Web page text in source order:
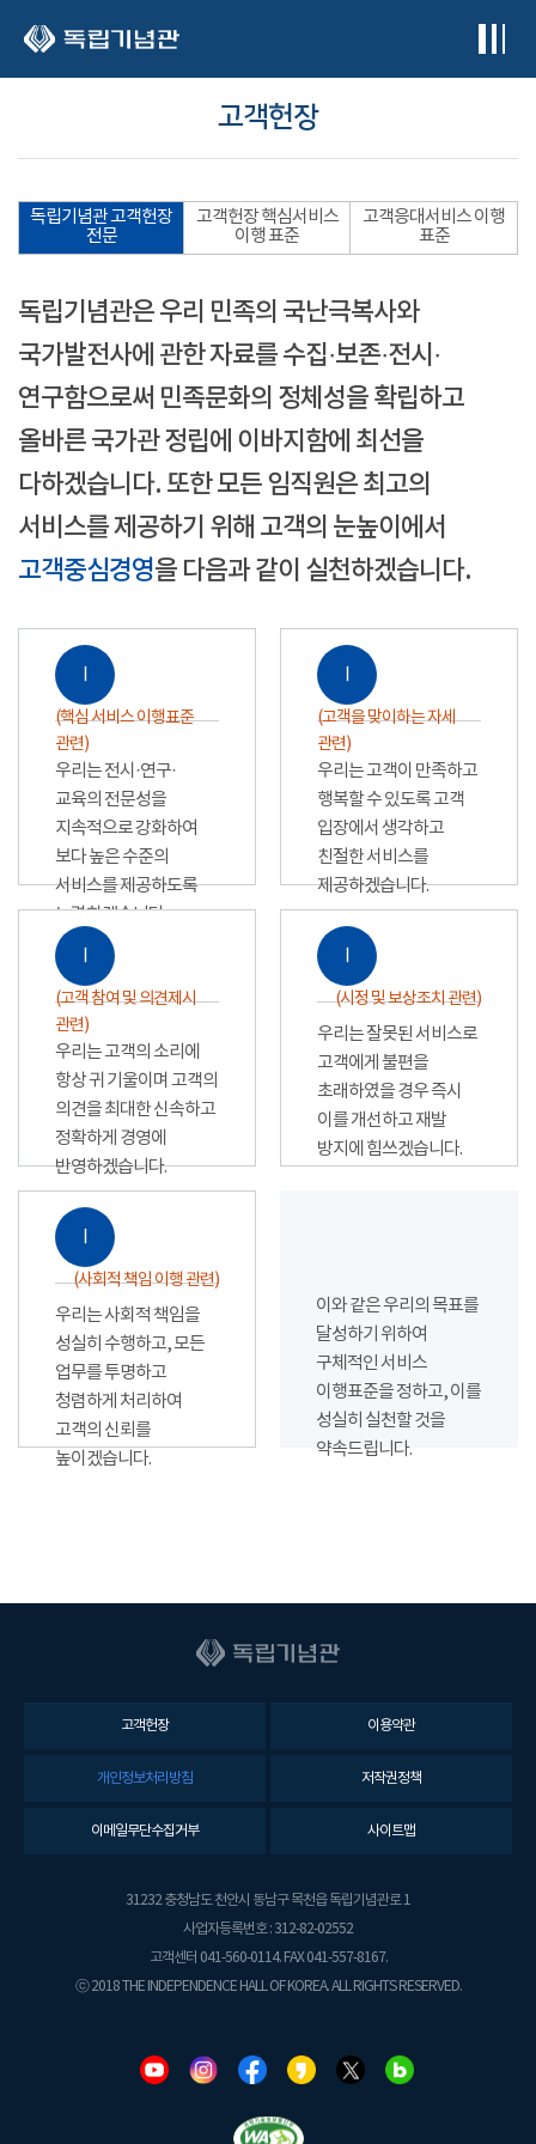
고객헌장
독립기념관 고객헌장
전문
고객헌장 핵심서비스
이행 표준
고객응대서비스 이행
표준
독립기념관은 우리 민족의 국난극복사와
국가발전사에 관한 자료를 수집·보존·전시·
연구함으로써 민족문화의 정체성을 확립하고
올바른 국가관 정립에 이바지함에 최선을
다하겠습니다. 또한 모든 임직원은 최고의
서비스를 제공하기 위해 고객의 눈높이에서
고객중심경영을 다음과 같이 실천하겠습니다.
Ⅰ
(핵심 서비스 이행표준
관련)
우리는 전시·연구·
교육의 전문성을
지속적으로 강화하여
보다 높은 수준의
서비스를 제공하도록
노력하겠습니다.
Ⅰ
(고객을 맞이하는 자세
관련)
우리는 고객이 만족하고
행복할 수 있도록 고객
입장에서 생각하고
친절한 서비스를
제공하겠습니다.
Ⅰ
(고객 참여 및 의견제시
관련)
우리는 고객의 소리에
항상 귀 기울이며 고객의
의견을 최대한 신속하고
정확하게 경영에
반영하겠습니다.
Ⅰ
(시정 및 보상조치 관련)
우리는 잘못된 서비스로
고객에게 불편을
초래하였을 경우 즉시
이를 개선하고 재발
방지에 힘쓰겠습니다.
Ⅰ
(사회적 책임 이행 관련)
우리는 사회적 책임을
성실히 수행하고, 모든
업무를 투명하고
청렴하게 처리하여
고객의 신뢰를
높이겠습니다.
이와 같은 우리의 목표를
달성하기 위하여
구체적인 서비스
이행표준을 정하고, 이를
성실히 실천할 것을
약속드립니다.
고객헌장 이용약관
개인정보처리방침 저작권정책
이메일무단수집거부 사이트맵
31232 충청남도 천안시 동남구 목천읍 독립기념관로 1
사업자등록번호 : 312-82-02552
고객센터 041-560-0114. FAX 041-557-8167.
ⓒ 2018 THE INDEPENDENCE HALL OF KOREA. ALL RIGHTS RESERVED.